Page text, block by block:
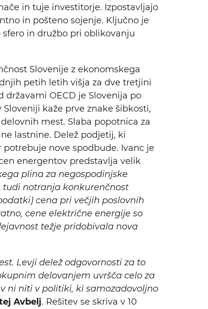
in tuje investitorje. Izpostavljajo
in pošteno sojenje. Ključno je
in družbo pri oblikovanju
Slovenije z ekonomskega
petih letih višja za dve tretjini
OECD je Slovenija po
kaže prve znake šibkosti,
mest. Slaba popotnica za
lastnine. Delež podjetij, ki
nove spodbude. Ivanc je
energentov predstavlja velik
plina za negospodinjske
tudi notranja konkurenčnost
cena pri večjih poslovnih
cene električne energije so
težje pridobivala nova
Levji delež odgovornosti za to
delovanjem uvršča celo za
ni niti v politiki, ki samozadovoljno
Avbelj. Rešitev se skriva v 10